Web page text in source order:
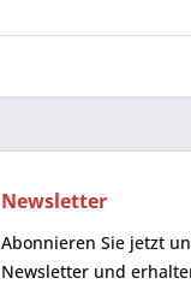
Newsletter
Abonnieren Sie jetzt
Newsletter und